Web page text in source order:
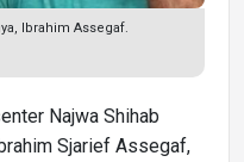
Ibrahim Assegaf.
Najwa Shihab
Sjarief Assegaf,